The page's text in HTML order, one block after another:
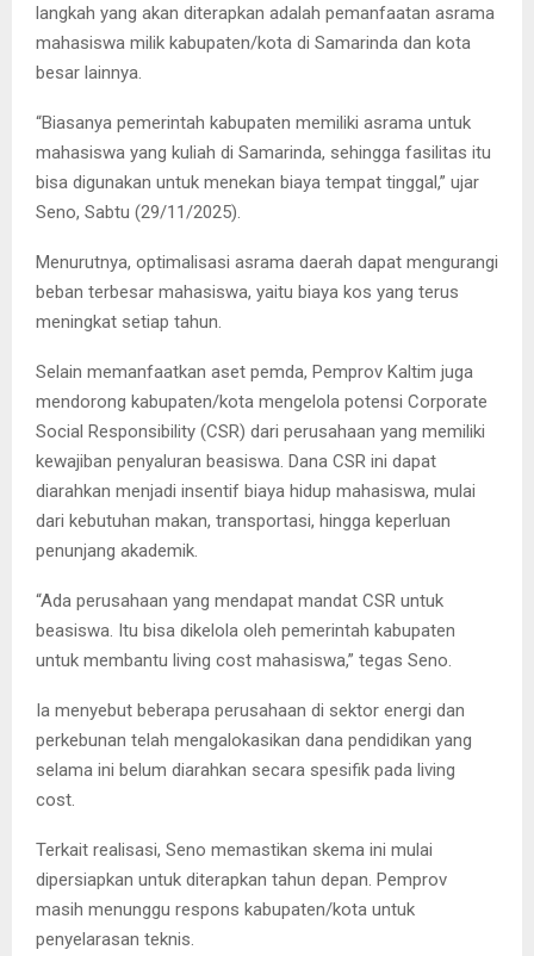
langkah yang akan diterapkan adalah pemanfaatan asrama
mahasiswa milik kabupaten/kota di Samarinda dan kota
besar lainnya.
“Biasanya pemerintah kabupaten memiliki asrama untuk
mahasiswa yang kuliah di Samarinda, sehingga fasilitas itu
bisa digunakan untuk menekan biaya tempat tinggal,” ujar
Seno, Sabtu (29/11/2025).
Menurutnya, optimalisasi asrama daerah dapat mengurangi
beban terbesar mahasiswa, yaitu biaya kos yang terus
meningkat setiap tahun.
Selain memanfaatkan aset pemda, Pemprov Kaltim juga
mendorong kabupaten/kota mengelola potensi Corporate
Social Responsibility (CSR) dari perusahaan yang memiliki
kewajiban penyaluran beasiswa. Dana CSR ini dapat
diarahkan menjadi insentif biaya hidup mahasiswa, mulai
dari kebutuhan makan, transportasi, hingga keperluan
penunjang akademik.
“Ada perusahaan yang mendapat mandat CSR untuk
beasiswa. Itu bisa dikelola oleh pemerintah kabupaten
untuk membantu living cost mahasiswa,” tegas Seno.
Ia menyebut beberapa perusahaan di sektor energi dan
perkebunan telah mengalokasikan dana pendidikan yang
selama ini belum diarahkan secara spesifik pada living
cost.
Terkait realisasi, Seno memastikan skema ini mulai
dipersiapkan untuk diterapkan tahun depan. Pemprov
masih menunggu respons kabupaten/kota untuk
penyelarasan teknis.